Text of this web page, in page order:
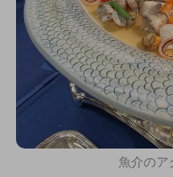
魚介のア